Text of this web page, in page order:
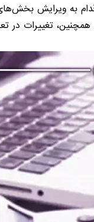
به ویرایش
تغییرات در